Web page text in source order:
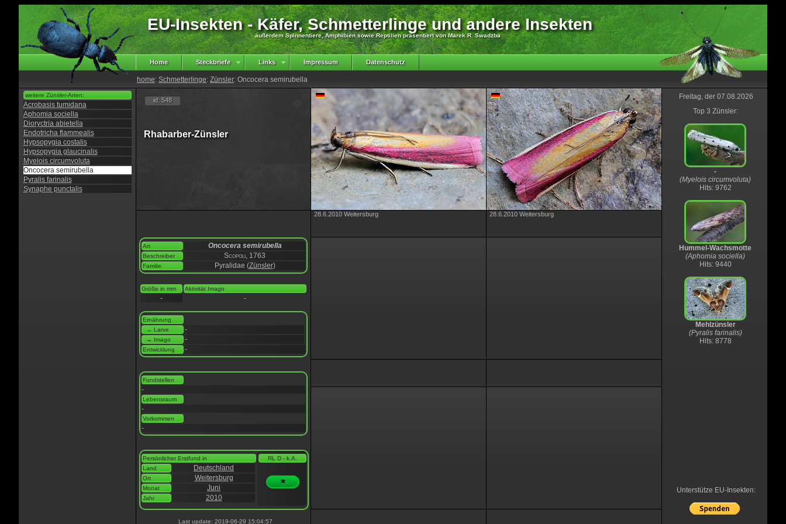
EU-Insekten - Käfer, Schmetterlinge und andere Insekten
außerdem Spinnentiere, Amphibien sowie Reptilien präsentiert von Marek R. Swadzba
Home Steckbriefe Links Impressum Datenschutz
home: Schmetterlinge: Zünsler: Oncocera semirubella
weitere Zünsler-Arten:
Acrobasis tumidana
Aphomia sociella
Dioryctria abietella
Endotricha flammealis
Hypsopygia costalis
Hypsopygia glaucinalis
Myelois circumvoluta
Oncocera semirubella
Pyralis farinalis
Synaphe punctalis
id: 548
Rhabarber-Zünsler
Art Oncocera semirubella
Beschreiber Scopoli, 1763
Familie Pyralidae (Zünsler)
Größe in mm Aktivität Imago
- -
Ernährung
→ Larve
-
→ Imago -
Entwicklung -
Fundstellen
-
Lebensraum
-
Vorkommen
-
Persönlicher Erstfund in
Land
Deutschland
Ort Weitersburg
Monat Juni
Jahr 2010
RL D - k.A.
*
Last update: 2019-06-29 15:04:57
28.6.2010 Weitersburg 28.6.2010 Weitersburg
Freitag, der 07.08.2026
Top 3 Zünsler:
-
(Myelois circumvoluta)
Hits: 9762
Hummel-Wachsmotte
(Aphomia sociella)
Hits: 9440
Mehlzünsler
(Pyralis farinalis)
Hits: 8778
Unterstütze EU-Insekten: